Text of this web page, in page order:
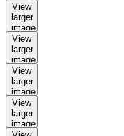
View
larger
image
View
larger
image
View
larger
image
View
larger
image